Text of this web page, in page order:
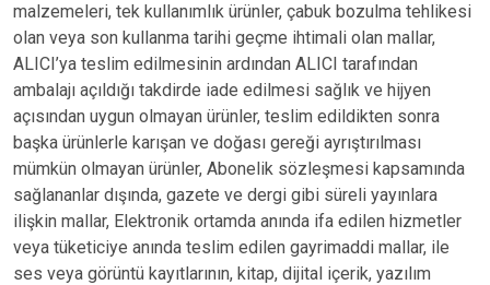
malzemeleri, tek kullanımlık ürünler, çabuk bozulma tehlikesi
olan veya son kullanma tarihi geçme ihtimali olan mallar,
ALICI’ya teslim edilmesinin ardından ALICI tarafından
ambalajı açıldığı takdirde iade edilmesi sağlık ve hijyen
açısından uygun olmayan ürünler, teslim edildikten sonra
başka ürünlerle karışan ve doğası gereği ayrıştırılması
mümkün olmayan ürünler, Abonelik sözleşmesi kapsamında
sağlananlar dışında, gazete ve dergi gibi süreli yayınlara
ilişkin mallar, Elektronik ortamda anında ifa edilen hizmetler
veya tüketiciye anında teslim edilen gayrimaddi mallar, ile
ses veya görüntü kayıtlarının, kitap, dijital içerik, yazılım